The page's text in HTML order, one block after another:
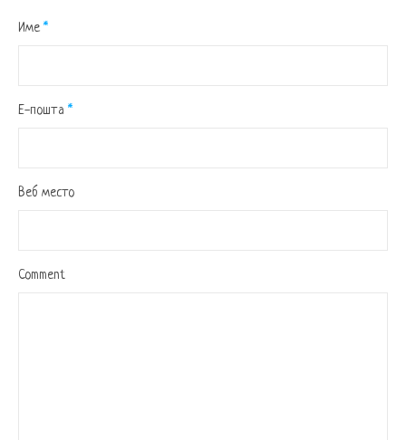
Име *
Е-пошта *
Веб место
Comment